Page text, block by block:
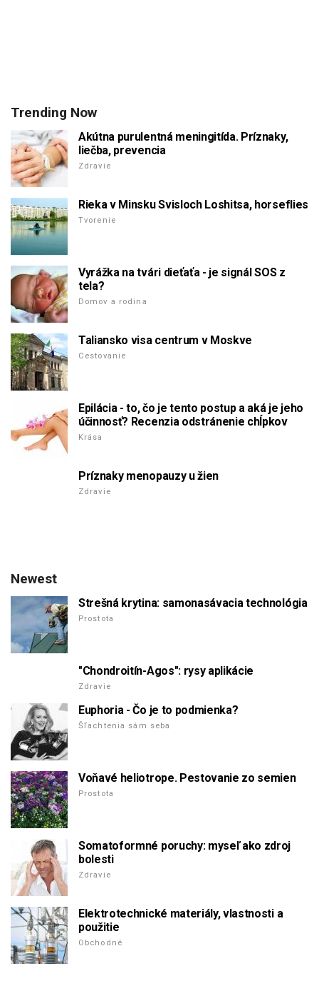
Trending Now
Akútna purulentná meningitída. Príznaky,
liečba, prevencia
Zdravie
Rieka v Minsku Svisloch Loshitsa, horseflies
Tvorenie
Vyrážka na tvári dieťaťa - je signál SOS z
tela?
Domov a rodina
Taliansko visa centrum v Moskve
Cestovanie
Epilácia - to, čo je tento postup a aká je jeho
účinnosť? Recenzia odstránenie chĺpkov
Krása
Príznaky menopauzy u žien
Zdravie
Newest
Strešná krytina: samonasávacia technológia
Prostota
"Chondroitín-Agos": rysy aplikácie
Zdravie
Euphoria - Čo je to podmienka?
Šľachtenia sám seba
Voňavé heliotrope. Pestovanie zo semien
Prostota
Somatoformné poruchy: myseľ ako zdroj
bolesti
Zdravie
Elektrotechnické materiály, vlastnosti a
použitie
Obchodné